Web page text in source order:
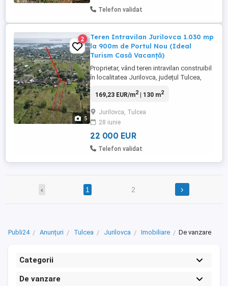
Telefon validat
5
2
Teren Intravilan Jurilovca 1.030 mp
la 900m de Portul Nou (Ideal
Turism Casă Vacanță)
Proprietar, vând teren intravilan construibil
în localitatea Jurilovca, județul Tulcea,
Pandurilor nr. 62. Este o oportunitate
turistică aflată în plină expansiune (acces
rapid către bărcile spre Gura Portiței și
Delta Dunării). Suprafață ...
169,23 EUR/m2| 130 m2
Jurilovca, Tulcea
28 iunie
22 000 EUR
Telefon validat
‹ 1 2 ›
Publi24 Anunțuri Tulcea Jurilovca Imobiliare De vanzare
Categorii
De vanzare